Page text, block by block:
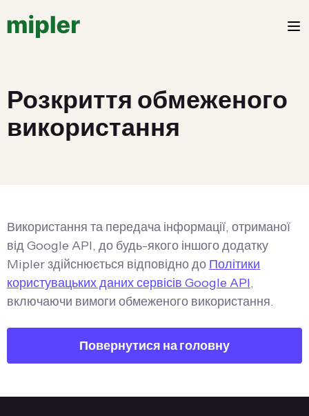
Розкриття обмеженого
використання
Використання та передача інформації, отриманої
від Google API, до будь-якого іншого додатку
Mipler здійснюється відповідно до Політики
користувацьких даних сервісів Google API,
включаючи вимоги обмеженого використання.
Повернутися на головну